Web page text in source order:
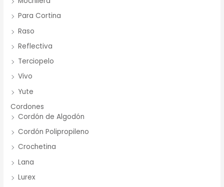
Para Cortina
Raso
Reflectiva
Terciopelo
Vivo
Yute
Cordones
Cordón de Algodón
Cordón Polipropileno
Crochetina
Lana
Lurex